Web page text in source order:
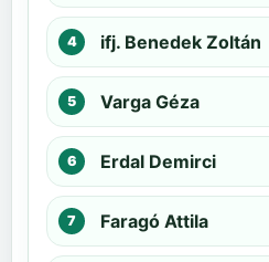
ifj. Benedek Zoltán
Varga Géza
Erdal Demirci
Faragó Attila